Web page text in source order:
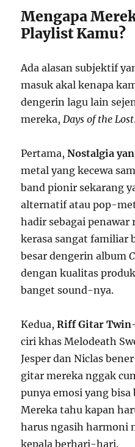
Mengapa
Playlist Kamu?
Ada alasan subjektif
masuk akal kenapa
dengerin lagu lain
mereka,Days of the Lost
Pertama,Nostalgia
metal yang kecewa
band pionir sekarang
alternatif atau pop-
hadir sebagai
kerasa sangat familiar
besar dengerin album
dengan kualitas
banget sound-nya.
Kedua,Riff Gitar
ciri khas Melodeath
Jesper dan Niclas
gitar mereka nggak
punya emosi yang
Mereka tahu kapan
harus ngasih harmoni
kepala berhari-hari.